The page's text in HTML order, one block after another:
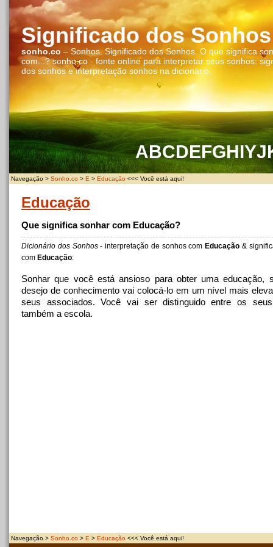
Significado dos Sonhos
sonho.co – Sonhos. Significado dos Sonhos. O que significa
com...? sonho.co - fonte online para interpretar seus sonhos:
dos sonhos e interpretação sonhos na dicionário.
ABCDEFGHIYJ
Navegação > Sonho.co > E > Educação <<< Você está aqui!
Educação
Que significa sonhar com Educação?
Dicionário dos Sonhos- interpretação de sonhos com Educação &
com Educação:
Sonhar que você está ansioso para obter uma educação,
desejo de conhecimento vai colocá-lo em um nível mais
seus associados. Você vai ser distinguido entre os
também a escola.
Navegação > Sonho.co > E > Educação <<< Você está aqui!